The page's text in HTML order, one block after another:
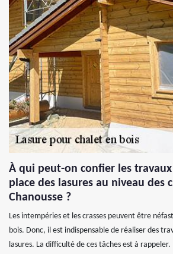
À qui peut-on confier les
place des lasures au niveau des
Chanousse ?
Les intempéries et les crasses peuvent être
bois. Donc, il est indispensable de réaliser des
lasures. La difficulté de ces tâches est à